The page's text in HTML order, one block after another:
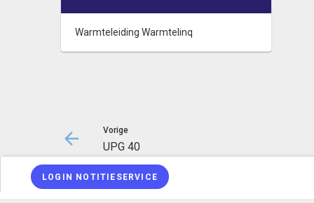
Warmteleiding Warmtelinq
Vorige
UPG 40
LOGIN NOTITIESERVICE